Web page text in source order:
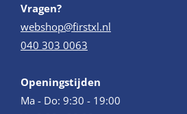
Vragen?
webshop@firstxl.nl
040 303 0063
Openingstijden
Ma - Do: 9:30 - 19:00